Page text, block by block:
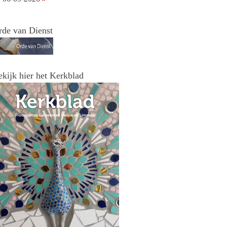
van Dienst
hier het Kerkblad